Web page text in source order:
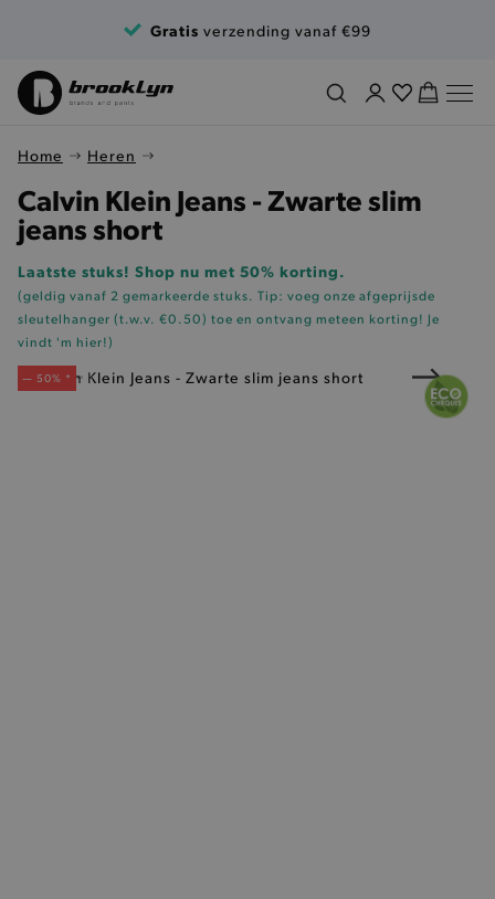
Gratis verzending vanaf €99
Home Heren
Calvin Klein Jeans - Zwarte slim
jeans short
Laatste stuks! Shop nu met 50% korting.
(geldig vanaf 2 gemarkeerde stuks. Tip: voeg onze afgeprijsde
sleutelhanger (t.w.v. €0.50) toe en ontvang meteen korting! Je
vindt 'm hier!)
— 50% *